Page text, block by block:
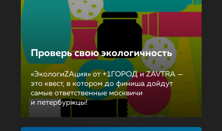
Проверь свою экологичность
«ЭкологиZAция» от +1ГОРОД и ZAVTRA —
это квест, в котором до финиша дойдут
самые ответственные москвичи
и петербуржцы!